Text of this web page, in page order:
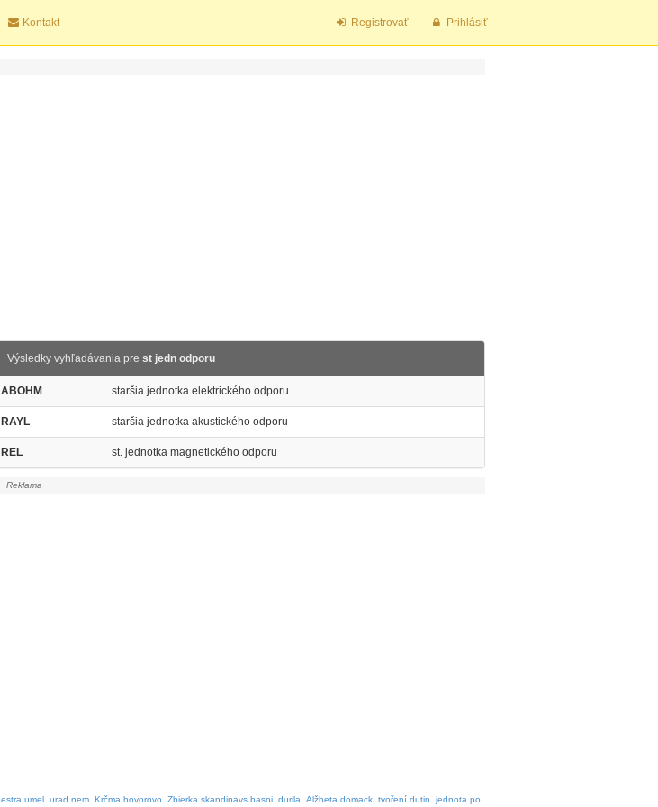
Kontakt Registrovať Prihlásiť
Výsledky vyhľadávania pre st jedn odporu
ABOHM staršia jednotka elektrického odporu
RAYL staršia jednotka akustického odporu
REL st. jednotka magnetického odporu
estra umel urad nem Krčma hovorovo Zbierka skandinavs basni durila Alžbeta domack tvoření dutin jednota po